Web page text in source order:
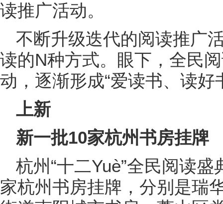
读推广活动。
不断升级迭代的阅读推广
读的N种方式。眼下，全民
动，逐渐形成“爱读书、读
上新
新一批10家杭州书房挂牌
杭州“十二Yuè”全民阅读
家杭州书房挂牌，分别是瑞